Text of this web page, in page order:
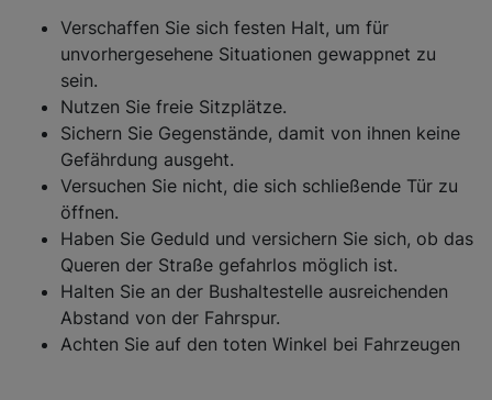
Verschaffen Sie sich festen Halt, um für
unvorhergesehene Situationen gewappnet zu
sein.
Nutzen Sie freie Sitzplätze.
Sichern Sie Gegenstände, damit von ihnen keine
Gefährdung ausgeht.
Versuchen Sie nicht, die sich schließende Tür zu
öffnen.
Haben Sie Geduld und versichern Sie sich, ob das
Queren der Straße gefahrlos möglich ist.
Halten Sie an der Bushaltestelle ausreichenden
Abstand von der Fahrspur.
Achten Sie auf den toten Winkel bei Fahrzeugen